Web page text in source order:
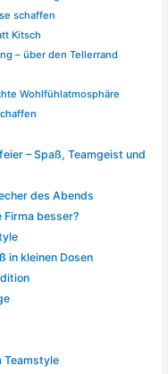
schaffen
Kitsch
– über den Tellerrand
Wohlfühlatmosphäre
– Spaß, Teamgeist und
des Abends
Firma besser?
in kleinen Dosen
Teamstyle